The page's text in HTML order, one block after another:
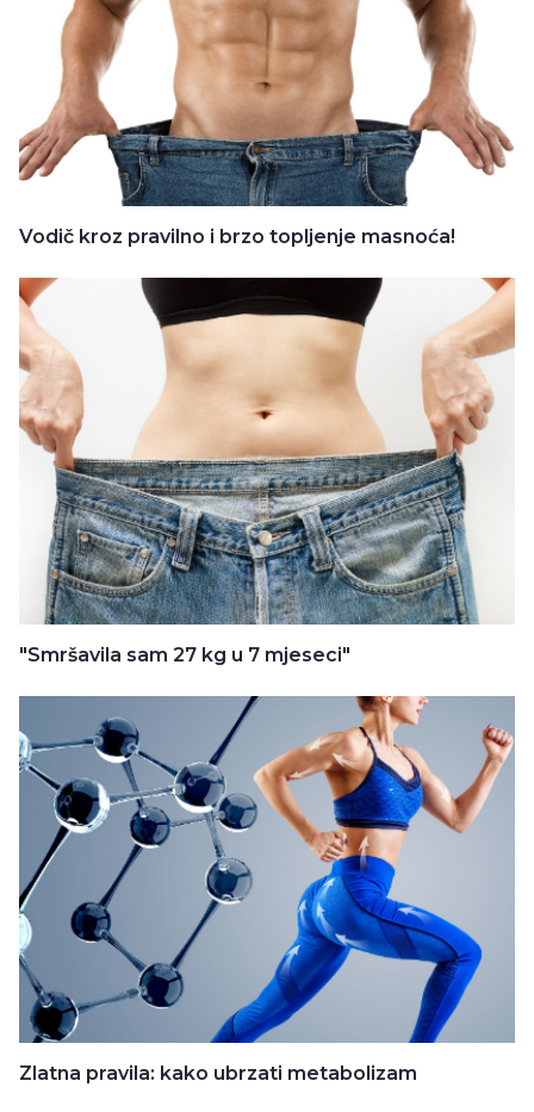
Vodič kroz pravilno i brzo topljenje masnoća!
"Smršavila sam 27 kg u 7 mjeseci"
Zlatna pravila: kako ubrzati metabolizam